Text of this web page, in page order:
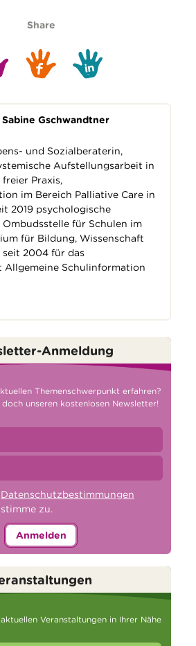
Share
Sabine Gschwandtner
und Sozialberaterin,
Aufstellungsarbeit in
Praxis,
im Bereich Palliative Care in
2019 psychologische
für Schulen im
für Bildung, Wissenschaft
seit 2004 für das
Allgemeine Schulinformation
Anmeldung
Themenschwerpunkt erfahren?
doch unseren kostenlosen Newsletter!
Datenschutzbestimmungen
zu.
Anmelden
Veranstaltungen in Ihrer Nähe